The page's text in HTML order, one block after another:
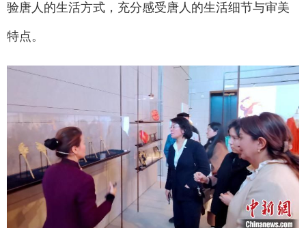
验唐人的生活方式，充分感受唐人的生活细节与审美
特点。